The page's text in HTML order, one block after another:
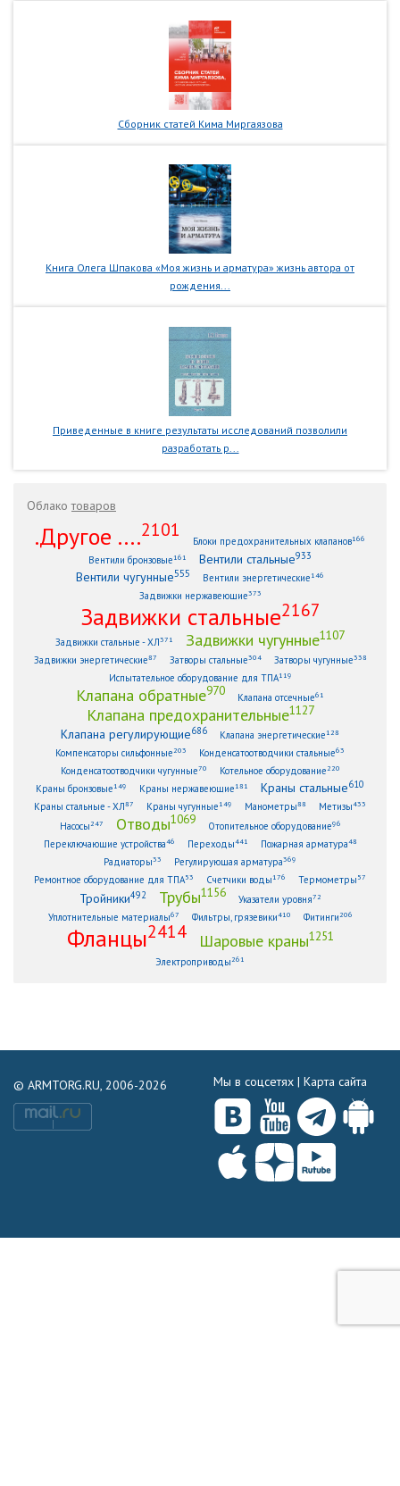
Сборник статей Кима Миргаязова
Книга Олега Шпакова «Моя жизнь и арматура» жизнь автора от
рождения...
Приведенные в книге результаты исследований позволили
разработать р...
Облакотоваров
.Другое ....2101
Блоки предохранительных клапанов166
Вентили бронзовые161 Вентили стальные933
Вентили чугунные555 Вентили энергетические146
Задвижки нержавеющие373
Задвижки стальные2167
Задвижки стальные - ХЛ371 Задвижки чугунные1107
Задвижки энергетические87 Затворы стальные304 Затворы чугунные338
Испытательное оборудование для ТПА119
Клапана обратные970 Клапана отсечные61
Клапана предохранительные1127
Клапана регулирующие686 Клапана энергетические128
Компенсаторы сильфонные 203 Конденсатоотводчики стальные63
Конденсатоотводчики чугунные70 Котельное оборудование 220
Краны бронзовые149 Краны нержавеющие181 Краны стальные610
Краны стальные - ХЛ87 Краны чугунные149 Манометры88 Метизы433
Насосы 247 Отводы1069 Отопительное оборудование96
Переключающие устройства46 Переходы441 Пожарная арматура48
Радиаторы33 Регулирующая арматура369
Ремонтное оборудование для ТПА53 Счетчики воды176 Термометры 57
Тройники492 Трубы1156 Указатели уровня72
Уплотнительные материалы67 Фильтры, грязевики410 Фитинги 206
Фланцы2414 Шаровые краны1251
Электроприводы 261
© ARMTORG.RU, 2006-2026 Мы в соцсетях | Карта сайта